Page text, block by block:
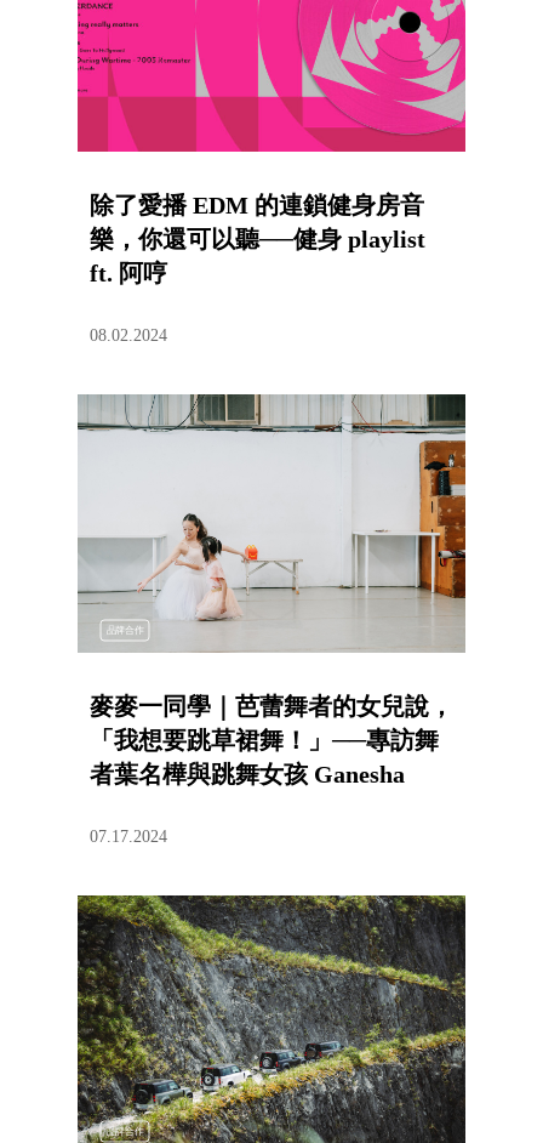
除了愛播 EDM 的連鎖健身房音
樂，你還可以聽──健身 playlist
ft. 阿哼
08.02.2024
品牌合作
麥麥一同學｜芭蕾舞者的女兒說，
「我想要跳草裙舞！」──專訪舞
者葉名樺與跳舞女孩 Ganesha
07.17.2024
品牌合作